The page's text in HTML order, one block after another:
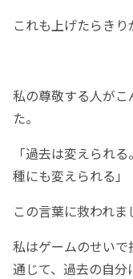
これも上げたらきり
私の尊敬する人がこ
た。
「過去は変えられ
種にも変えられる」
この言葉に救われま
私はゲームのせい
通じて、過去の自分